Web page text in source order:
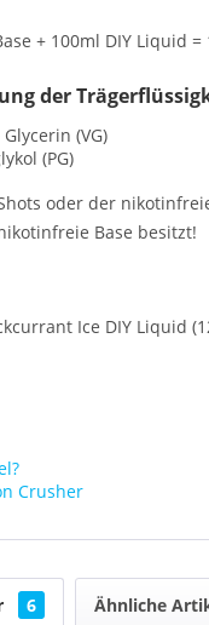
+ 100ml DIY Liquid
der
(VG)
(PG)
oder der
Base besitzt!
Ice DIY Liquid
Crusher
6 Ähnliche